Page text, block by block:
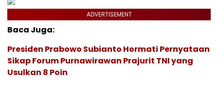
ADVERTISEMENT
Baca Juga:
Presiden Prabowo Subianto Hormati Pernyataan
Sikap Forum Purnawirawan Prajurit TNI yang
Usulkan 8 Poin